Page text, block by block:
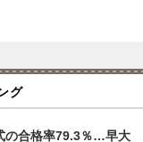
グ
の合格率79.3％…早大